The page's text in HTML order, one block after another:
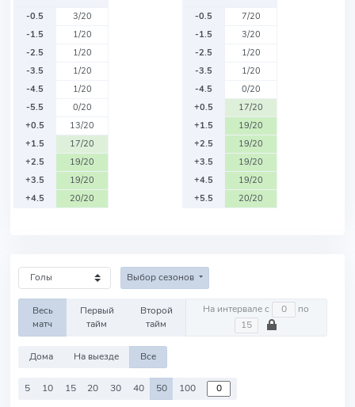
-0.5
3/20
-1.5
1/20
-2.5
1/20
-3.5
1/20
-4.5
1/20
-5.5
0/20
+0.5
13/20
+1.5
17/20
+2.5
19/20
+3.5
19/20
+4.5
20/20
-0.5
7/20
-1.5
3/20
-2.5
1/20
-3.5
1/20
-4.5
0/20
+0.5
17/20
+1.5
19/20
+2.5
19/20
+3.5
19/20
+4.5
19/20
+5.5
20/20
Выбор сезонов
Весь
матч
Первый
тайм
Второй
тайм
На интервале с по
Дома На выезде Все
5 10 15 20 30 40 50 100